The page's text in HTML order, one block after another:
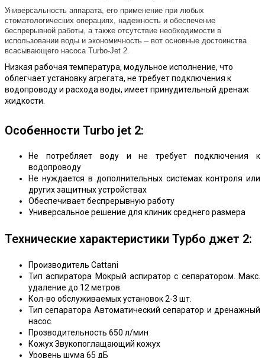
Универсальность аппарата, его применение при любых
стоматологических операциях, надежность и обеспечение
беспрерывной работы, а также отсутствие необходимости в
использовании воды и экономичность – вот основные достоинства
всасывающего насоса Turbo-Jet 2.
Низкая рабочая температура, модульное исполнение, что
облегчает установку агрегата, не требует подключения к
водопроводу и расхода воды, имеет принудительный дренаж
жидкости.
Особенности Turbo jet 2:
Не потребляет воду и не требует подключения к
водопроводу
Не нуждается в дополнительных системах контроля или
других защитных устройствах
Обеспечивает беспрерывную работу
Универсальное решение для клиник среднего размера
Технические характеристики Турбо джет 2:
Производитель Cattani
Тип аспиратора Мокрый аспиратор с сепаратором. Макс.
удаление до 12 метров.
Кол-во обслуживаемых установок 2-3 шт.
Тип сепаратора Автоматический сепаратор и дренажный
насос.
Прозводительность 650 л/мин
Кожух Звукопоглащающий кожух
Уровень шума 65 дБ